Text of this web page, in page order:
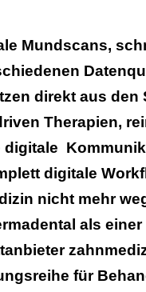
Mundscans,
direkt aus
Therapien,
digitale
digitale
nicht mehr
als
für